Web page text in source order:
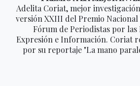
Adelita Coriat, mejor
versión XXIII del Premio
Fórum de Periodistas por las
Expresión e Información. Coriat
por su reportaje "La mano